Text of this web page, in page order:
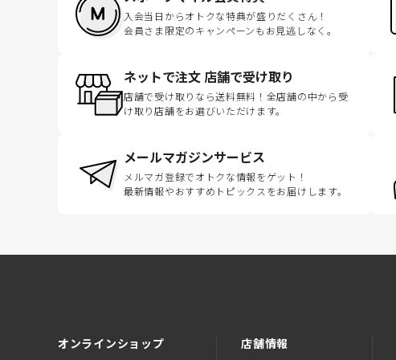
入会当日からオトクな特典が盛りだくさん！
会員さま限定のキャンペーンもお見逃しなく。
ネットで注文 店舗で受け取り
店舗で受け取りなら送料無料！全店舗の中から受
け取り店舗をお選びいただけます。
メールマガジンサービス
メルマガ登録でオトクな情報をゲット！
最新情報やおすすめトピックスをお届けします。
オンラインショップ 店舗情報